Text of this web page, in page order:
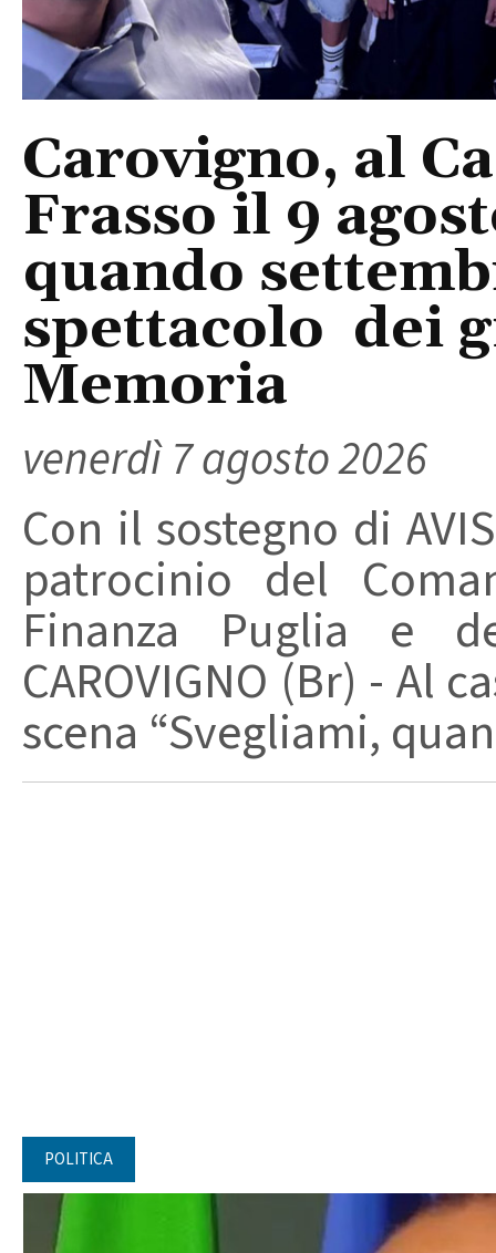
Carovigno, al
Frasso il 9
quando
spettacolo dei
Memoria
venerdì 7 agosto 2026
Con il sostegno di
patrocinio del
Finanza Puglia e
CAROVIGNO (Br) - Al
scena “Svegliami,
POLITICA